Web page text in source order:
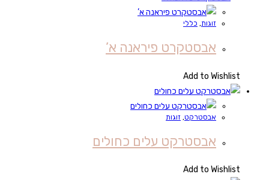
זוגות, כללי
אבסטקרט פיראנה א’
Add to Wishlist
אבסטרקט, זוגות
אבסטרקט עלים כחולים
Add to Wishlist